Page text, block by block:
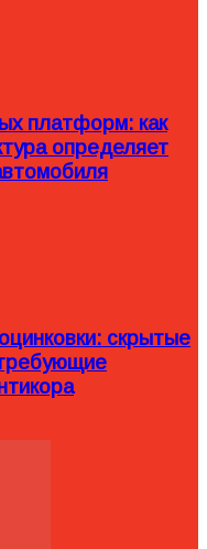
платформ: как
определяет
скрытые